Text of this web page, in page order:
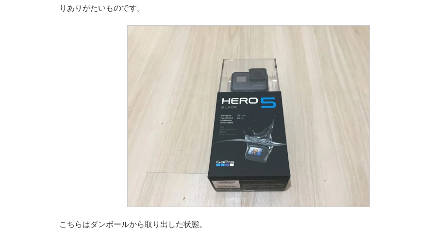
りありがたいものです。
こちらはダンボールから取り出した状態。